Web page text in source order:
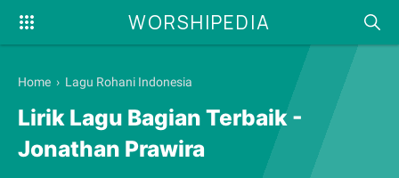
WORSHIPEDIA
Home › Lagu Rohani Indonesia
Lirik Lagu Bagian Terbaik -
Jonathan Prawira